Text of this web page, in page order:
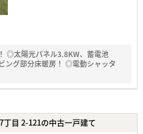
◎太陽光パネル3.8KW、蓄電池
ング部分床暖房！ ◎電動シャッタ
目 2-121の中古一戸建て